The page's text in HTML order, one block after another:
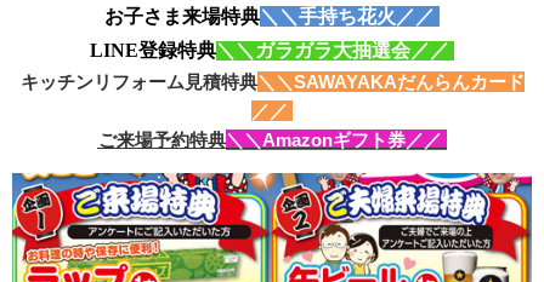
お子さま来場特典＼＼手持ち花火 ／／
LINE登録特典＼＼ガラガラ大抽選会／／
キッチンリフォーム見積特典＼＼SAWAYAKAだんらんカード
／／
ご来場予約特典＼＼Amazonギフト券／／